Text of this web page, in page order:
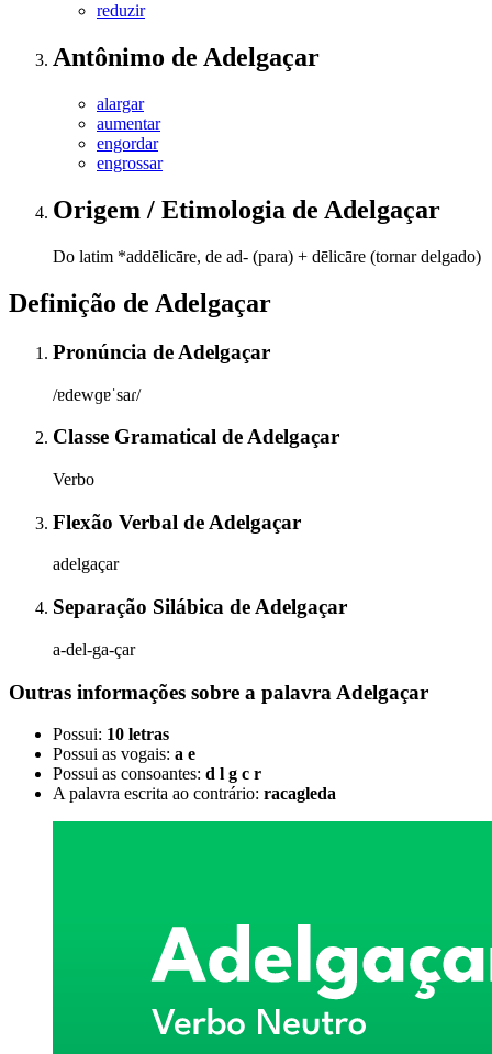
reduzir
Antônimo de Adelgaçar
alargar
aumentar
engordar
engrossar
Origem / Etimologia de Adelgaçar
Do latim *addēlicāre, de ad- (para) + dēlicāre (tornar delgado)
Definição de Adelgaçar
Pronúncia de Adelgaçar
/ɐdewɡɐˈsaɾ/
Classe Gramatical deAdelgaçar
Verbo
Flexão Verbal de Adelgaçar
adelgaçar
Separação Silábica de Adelgaçar
a-del-ga-çar
Outras informações sobre a palavra Adelgaçar
Possui: 10 letras
Possui as vogais: a e
Possui as consoantes: d l g c r
A palavra escrita ao contrário: racagleda